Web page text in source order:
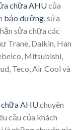
chữa AHUcủa
bảo dưỡng, sửa
sửa chữa các
Trane, Daikin, Han
Mitsubishi,
Teco, Air Cool và
AHUchuyên
cầu của khách